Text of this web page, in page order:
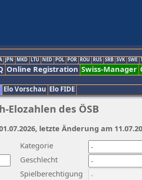
JPN MKD LTU NED POL POR ROU RUS SRB SVK SWE
Online Registration Swiss-Manager
Elo Vorschau Elo FIDE
des ÖSB
Kategorie
Geschlecht
Spielberechtigung
letzte Änderung am